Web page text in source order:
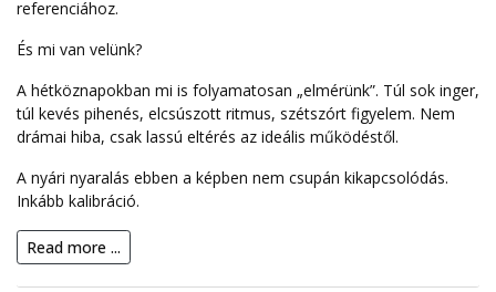
referenciához.
És mi van velünk?
A hétköznapokban mi is folyamatosan „elmérünk”. Túl sok inger,
túl kevés pihenés, elcsúszott ritmus, szétszórt figyelem. Nem
drámai hiba, csak lassú eltérés az ideális működéstől.
A nyári nyaralás ebben a képben nem csupán kikapcsolódás.
Inkább kalibráció.
Read more ...